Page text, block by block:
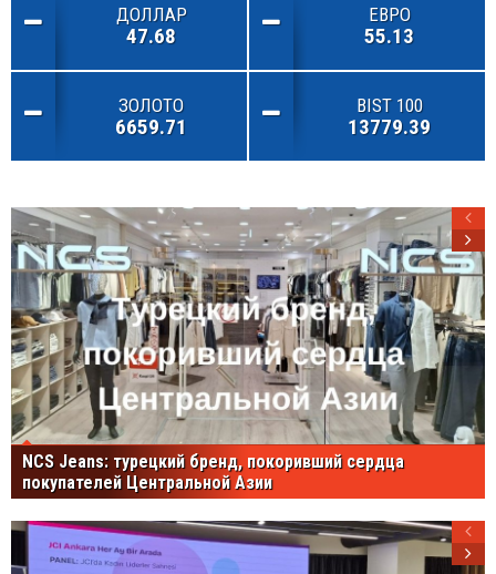
ДОЛЛАР
47.68
ЕВРО
55.13
ЗОЛОТО
6659.71
BIST 100
13779.39
NCS Jeans: турецкий бренд, покоривший сердца
покупателей Центральной Азии